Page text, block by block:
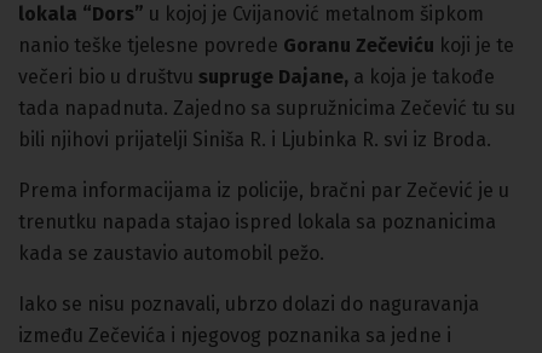
lokala “Dors” u kojoj je Cvijanović metalnom šipkom
nanio teške tjelesne povrede Goranu Zečeviću koji je te
večeri bio u društvu supruge Dajane, a koja je takođe
tada napadnuta. Zajedno sa supružnicima Zečević tu su
bili njihovi prijatelji Siniša R. i Ljubinka R. svi iz Broda.
Prema informacijama iz policije, bračni par Zečević je u
trenutku napada stajao ispred lokala sa poznanicima
kada se zaustavio automobil pežo.
Iako se nisu poznavali, ubrzo dolazi do naguravanja
između Zečevića i njegovog poznanika sa jedne i